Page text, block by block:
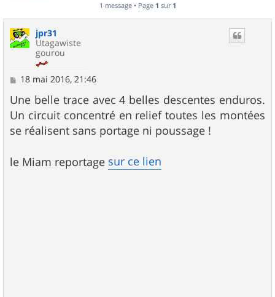
1 message • Page 1 sur 1
jpr31
Utagawiste
gourou
M
s
s
a
g
e
18 mai 2016, 21:46
Une belle trace avec 4 belles descentes enduros.
Un circuit concentré en relief toutes les montées
se réalisent sans portage ni poussage !
le Miam reportage sur ce lien